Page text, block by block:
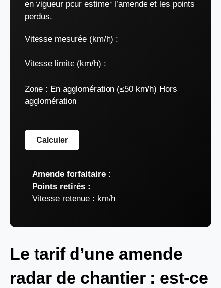
en vigueur pour estimer l’amende et les points
perdus.
Vitesse mesurée (km/h) :
Vitesse limite (km/h) :
Zone : En agglomération (≤50 km/h) Hors
agglomération
Calculer
Amende forfaitaire :
Points retirés :
Vitesse retenue : km/h
Le tarif d’une amende
radar de chantier : est-ce